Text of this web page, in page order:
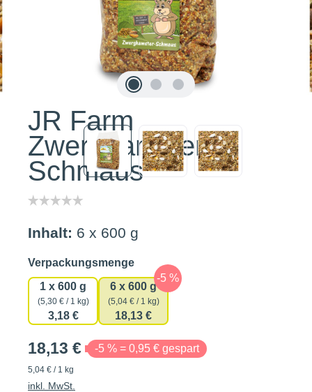
JR Farm
Zwerghamster-
Schmaus
Inhalt: 6 x 600 g
Verpackungsmengeauswählen
1 x 600 g
(5,30 € / 1 kg)
3,18 €
6 x 600 g
(5,04 € / 1 kg)
18,13 €
18,13 € -5 % = 0,95 € gespart
5,04 € / 1 kg
inkl. MwSt.